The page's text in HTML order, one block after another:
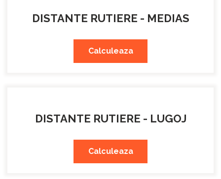
DISTANTE RUTIERE - MEDIAS
Calculeaza
DISTANTE RUTIERE - LUGOJ
Calculeaza